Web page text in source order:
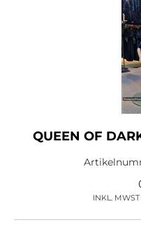
QUEEN OF
INKL.